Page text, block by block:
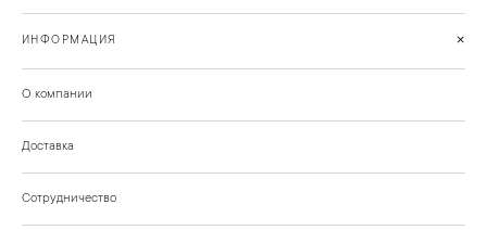
ИНФОРМАЦИЯ +
О компании
Доставка
Сотрудничество